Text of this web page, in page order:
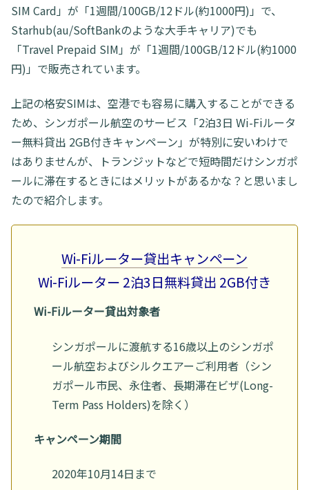
SIM Card」が「1週間/100GB/12ドル(約1000円)」で、
Starhub(au/SoftBankのような大手キャリア)でも
「Travel Prepaid SIM」が「1週間/100GB/12ドル(約1000
円)」で販売されています。
上記の格安SIMは、空港でも容易に購入することができる
ため、シンガポール航空のサービス「2泊3日 Wi-Fiルータ
ー無料貸出 2GB付きキャンペーン」が特別に安いわけで
はありませんが、トランジットなどで短時間だけシンガポ
ールに滞在するときにはメリットがあるかな？と思いまし
たので紹介します。
Wi-Fiルーター貸出キャンペーン
Wi-Fiルーター 2泊3日無料貸出 2GB付き
Wi-Fiルーター貸出対象者
シンガポールに渡航する16歳以上のシンガポ
ール航空およびシルクエアーご利用者（シン
ガポール市民、永住者、長期滞在ビザ(Long-
Term Pass Holders)を除く）
キャンペーン期間
2020年10月14日まで